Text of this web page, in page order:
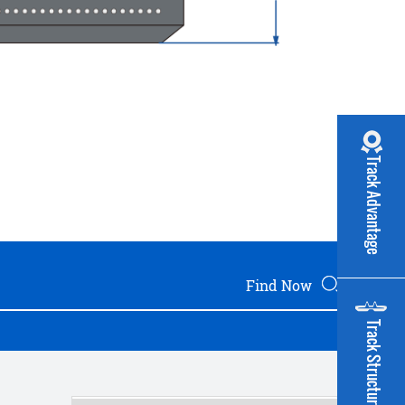
Track Advantage
Track Structure